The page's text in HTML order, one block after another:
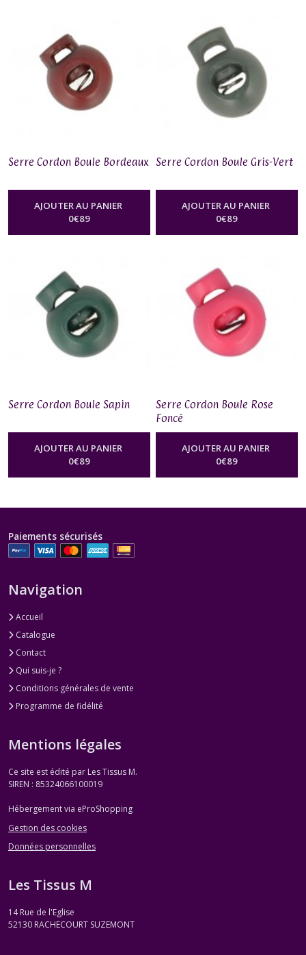
Serre Cordon Boule Bordeaux
AJOUTER AU PANIER
0€89
Serre Cordon Boule Gris-Vert
AJOUTER AU PANIER
0€89
Serre Cordon Boule Sapin
AJOUTER AU PANIER
0€89
Serre Cordon Boule Rose
Foncé
AJOUTER AU PANIER
0€89
Paiements sécurisés
Navigation
Accueil
Catalogue
Contact
Qui suis-je ?
Conditions générales de vente
Programme de fidélité
Mentions légales
Ce site est édité par Les Tissus M.
SIREN : 85324066100019
Hébergement via eProShopping
Gestion des cookies
Données personnelles
Les Tissus M
14 Rue de l'Eglise
52130 RACHECOURT SUZEMONT